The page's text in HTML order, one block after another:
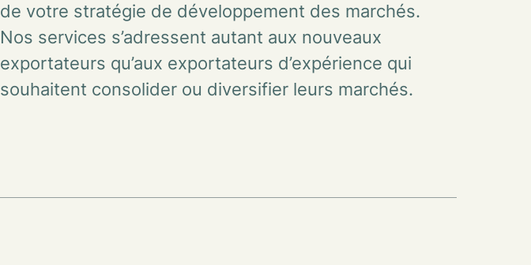
de votre stratégie de développement des marchés.
Nos services s’adressent autant aux nouveaux
exportateurs qu’aux exportateurs d’expérience qui
souhaitent consolider ou diversifier leurs marchés.